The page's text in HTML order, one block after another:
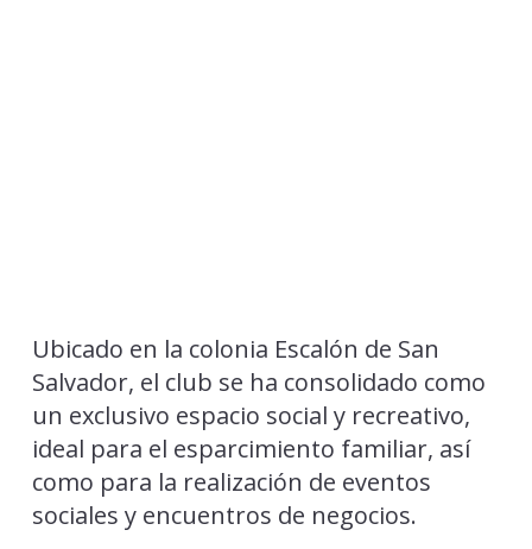
Ubicado en la colonia Escalón de San
Salvador, el club se ha consolidado como
un exclusivo espacio social y recreativo,
ideal para el esparcimiento familiar, así
como para la realización de eventos
sociales y encuentros de negocios.